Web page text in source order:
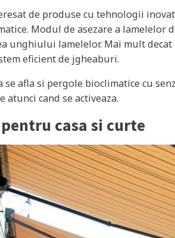
de produse cu tehnologii
Modul de asezare a
unghiului lamelelor. Mai mult decat
eficient de jgheaburi.
se afla si pergole bioclimatice cu
atunci cand se activeaza.
casa si curte